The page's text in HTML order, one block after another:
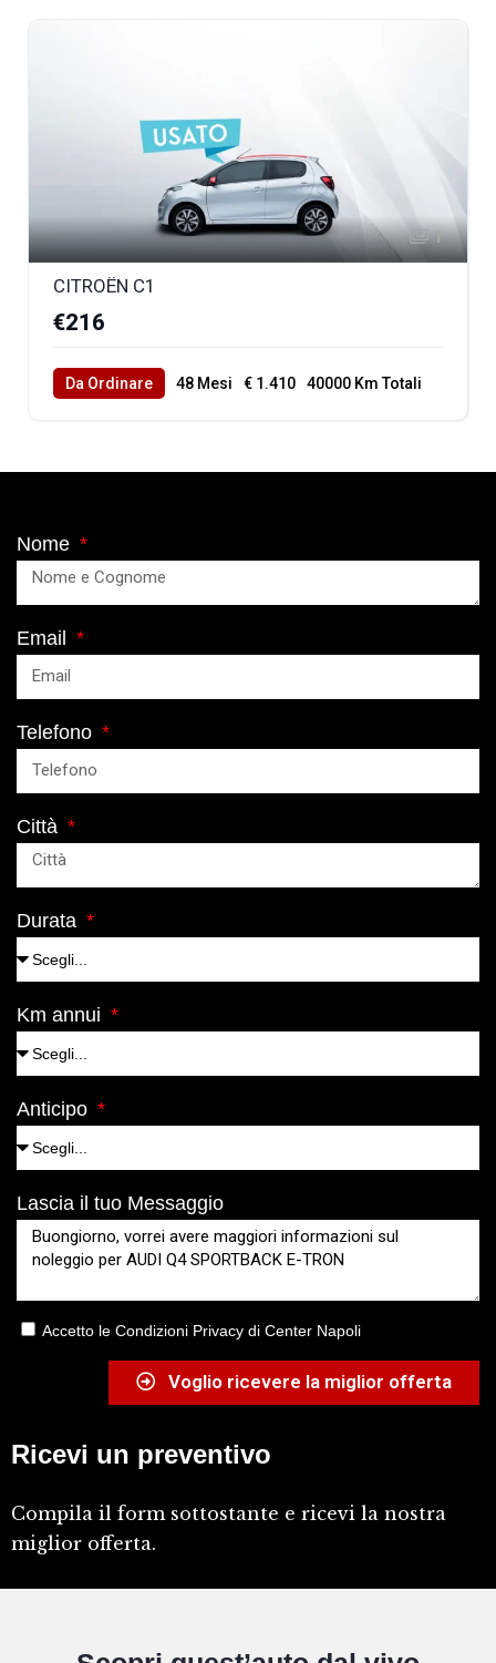
1
CITROËN C1
€216
Da Ordinare 48 Mesi € 1.410 40000 Km Totali
Nome
Email
Telefono
Città
Durata
Km annui
Anticipo
Lascia il tuo Messaggio
Accetto le Condizioni Privacy di Center Napoli
Voglio ricevere la miglior offerta
Ricevi un preventivo
Compila il form sottostante e ricevi la nostra
miglior offerta.